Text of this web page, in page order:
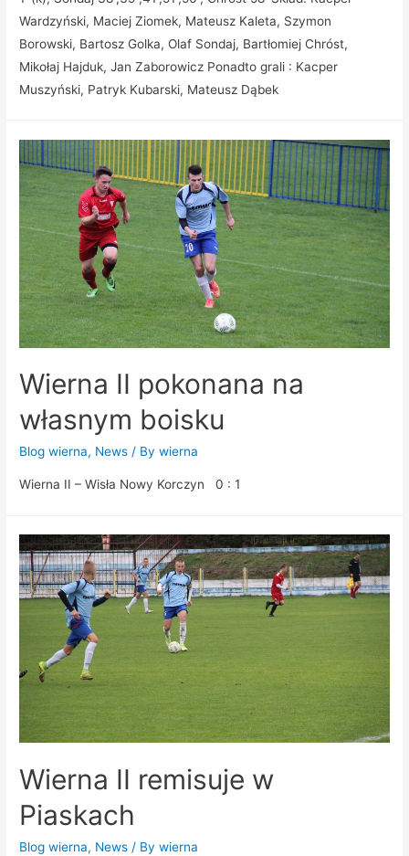
Wardzyński, Maciej Ziomek, Mateusz Kaleta, Szymon
Borowski, Bartosz Golka, Olaf Sondaj, Bartłomiej Chróst,
Mikołaj Hajduk, Jan Zaborowicz Ponadto grali : Kacper
Muszyński, Patryk Kubarski, Mateusz Dąbek
Wierna II pokonana na
własnym boisku
Blog wierna, News / Bywierna
Wierna II – Wisła Nowy Korczyn 0 : 1
Wierna II remisuje w
Piaskach
Blog wierna, News / Bywierna